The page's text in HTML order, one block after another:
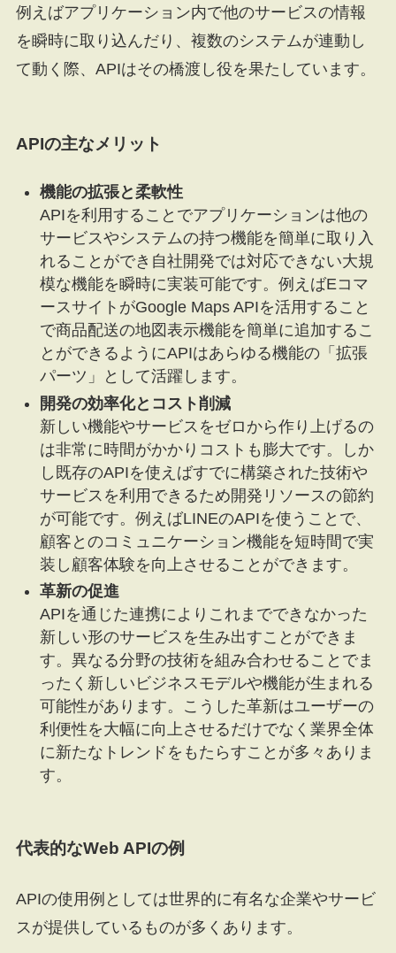
例えばアプリケーション内で他のサービスの情報
を瞬時に取り込んだり、複数のシステムが連動し
て動く際、APIはその橋渡し役を果たしています。
APIの主なメリット
機能の拡張と柔軟性
APIを利用することでアプリケーションは他の
サービスやシステムの持つ機能を簡単に取り入
れることができ自社開発では対応できない大規
模な機能を瞬時に実装可能です。例えばEコマ
ースサイトがGoogle Maps APIを活用すること
で商品配送の地図表示機能を簡単に追加するこ
とができるようにAPIはあらゆる機能の「拡張
パーツ」として活躍します。
開発の効率化とコスト削減
新しい機能やサービスをゼロから作り上げるの
は非常に時間がかかりコストも膨大です。しか
し既存のAPIを使えばすでに構築された技術や
サービスを利用できるため開発リソースの節約
が可能です。例えばLINEのAPIを使うことで、
顧客とのコミュニケーション機能を短時間で実
装し顧客体験を向上させることができます。
革新の促進
APIを通じた連携によりこれまでできなかった
新しい形のサービスを生み出すことができま
す。異なる分野の技術を組み合わせることでま
ったく新しいビジネスモデルや機能が生まれる
可能性があります。こうした革新はユーザーの
利便性を大幅に向上させるだけでなく業界全体
に新たなトレンドをもたらすことが多々ありま
す。
代表的なWeb APIの例
APIの使用例としては世界的に有名な企業やサービ
スが提供しているものが多くあります。